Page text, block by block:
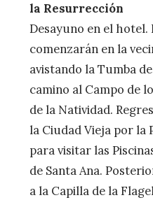
la Resurrección
Desayuno en el hotel.
comenzarán en la
avistando la Tumba
camino al Campo de
de la Natividad.
la Ciudad Vieja por la
para visitar las
de Santa Ana.
a la Capilla de la